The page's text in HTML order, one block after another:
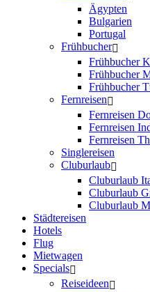
Ägypten
Bulgarien
Portugal
Frühbucher
Frühbucher
Frühbucher
Frühbucher
Fernreisen
Fernreisen
Fernreisen
Fernreisen
Singlereisen
Cluburlaub
Cluburlaub
Cluburlaub
Cluburlaub
Städtereisen
Hotels
Flug
Mietwagen
Specials
Reiseideen